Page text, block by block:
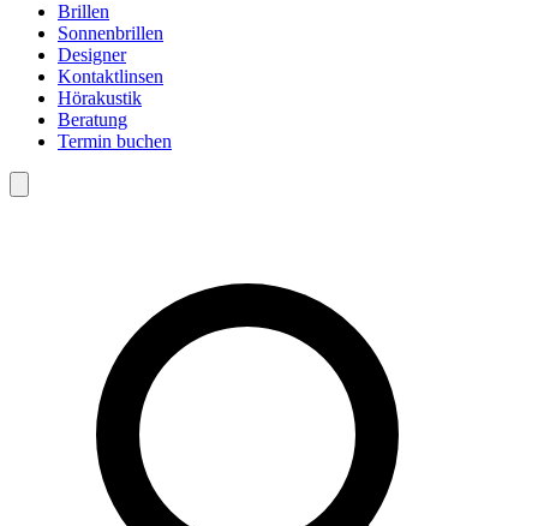
Brillen
Sonnenbrillen
Designer
Kontaktlinsen
Hörakustik
Beratung
Termin buchen